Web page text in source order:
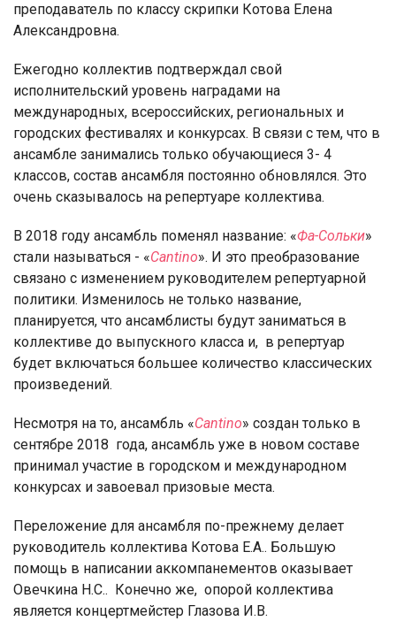
преподаватель по классу скрипки Котова Елена
Александровна.
Ежегодно коллектив подтверждал свой
исполнительский уровень наградами на
международных, всероссийских, региональных и
городских фестивалях и конкурсах. В связи с тем, что в
ансамбле занимались только обучающиеся 3- 4
классов, состав ансамбля постоянно обновлялся. Это
очень сказывалось на репертуаре коллектива.
В 2018 году ансамбль поменял название: «Фа-Сольки»
стали называться - «Cantino». И это преобразование
связано с изменением руководителем репертуарной
политики. Изменилось не только название,
планируется, что ансамблисты будут заниматься в
коллективе до выпускного класса и, в репертуар
будет включаться большее количество классических
произведений.
Несмотря на то, ансамбль «Cantino» создан только в
сентябре 2018 года, ансамбль уже в новом составе
принимал участие в городском и международном
конкурсах и завоевал призовые места.
Переложение для ансамбля по-прежнему делает
руководитель коллектива Котова Е.А.. Большую
помощь в написании аккомпанементов оказывает
Овечкина Н.С..
Конечно же, опорой коллектива
является концертмейстер Глазова И.В.